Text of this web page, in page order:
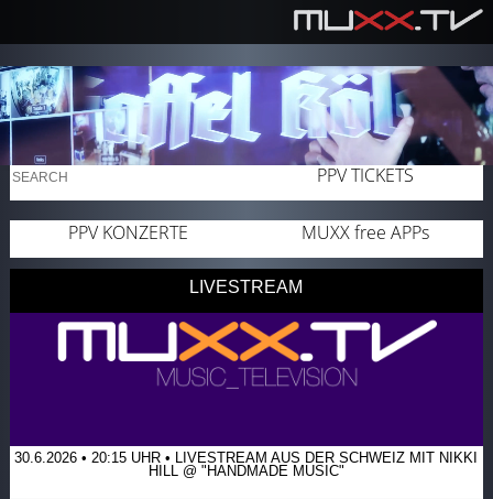
PPV TICKETS
PPV KONZERTE MUXXfree APPs
LIVESTREAM
30.6.2026 • 20:15 UHR • LIVESTREAM AUS DER SCHWEIZ MIT NIKKI
HILL @ "HANDMADE MUSIC"